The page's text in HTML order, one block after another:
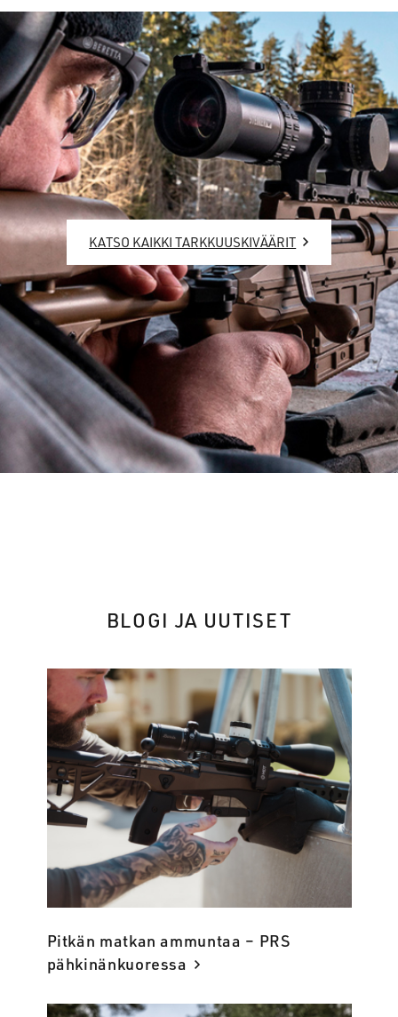
KATSO KAIKKI TARKKUUSKIVÄÄRIT
BLOGI JA UUTISET
Pitkän matkan ammuntaa – PRS
pähkinänkuoressa